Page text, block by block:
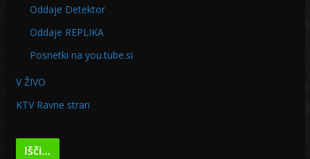
Oddaje Detektor
Oddaje REPLIKA
Posnetki na you.tube.si
V ŽIVO
KTV Ravne stran
Išči…